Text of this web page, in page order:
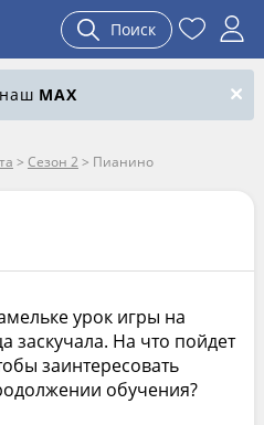
Поиск
MAX
> Сезон 2 > Пианино
урок игры на
заскучала. На что пойдет
заинтересовать
обучения?